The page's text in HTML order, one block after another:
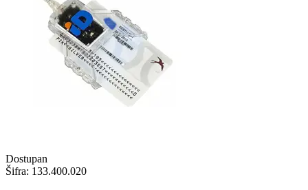
Dostupan
Šifra: 133.400.020